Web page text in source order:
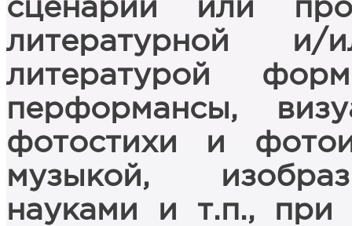
сценарий или
литературной
литературой
перформансы,
фотостихи и
музыкой,
науками и т.п., при